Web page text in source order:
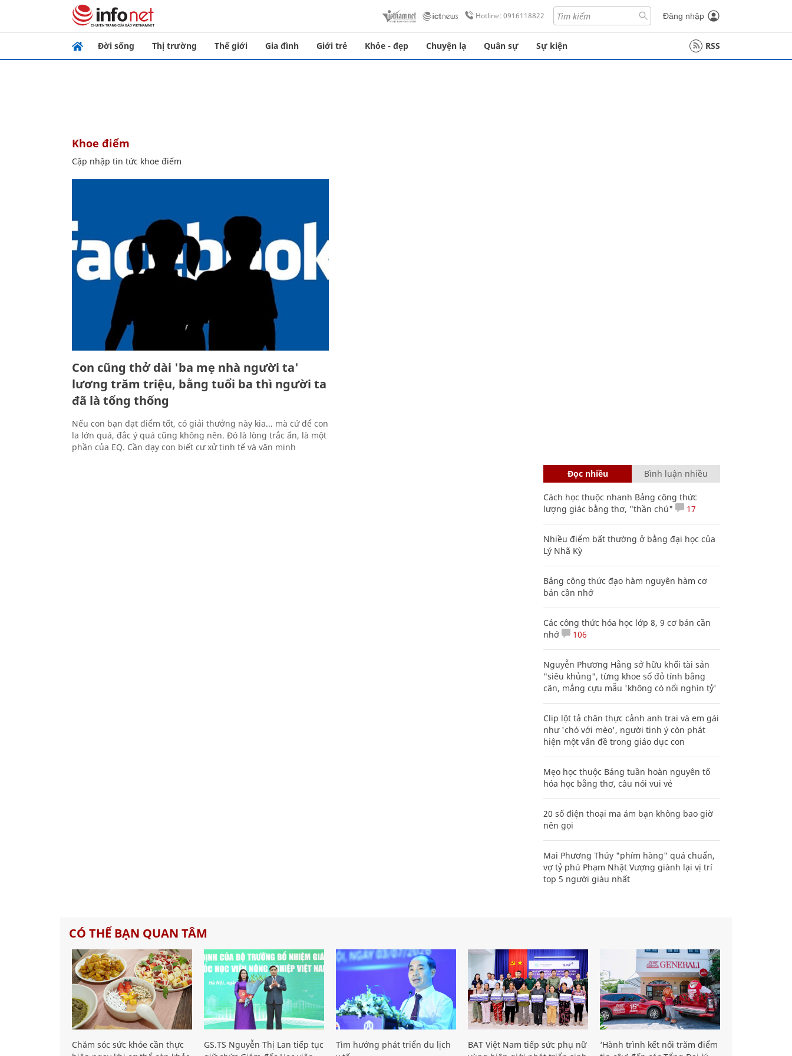
Hotline: 0916118822 Đăng nhập
Đời sống Thị trường Thế giới Gia đình Giới trẻ Khỏe - đẹp Chuyện lạ Quân sự Sự kiện RSS
khoe điểm
Cập nhập tin tức khoe điểm
Con cũng thở dài 'ba mẹ nhà người ta'
lương trăm triệu, bằng tuổi ba thì người ta
đã là tổng thống
Nếu con bạn đạt điểm tốt, có giải thưởng này kia... mà cứ để con
la lớn quá, đắc ý quá cũng không nên. Đó là lòng trắc ẩn, là một
phần của EQ. Cần dạy con biết cư xử tinh tế và văn minh
Đọc nhiều Bình luận nhiều
Cách học thuộc nhanh Bảng công thức
lượng giác bằng thơ, "thần chú"
17
Nhiều điểm bất thường ở bằng đại học của
Lý Nhã Kỳ
Bảng công thức đạo hàm nguyên hàm cơ
bản cần nhớ
Các công thức hóa học lớp 8, 9 cơ bản cần
nhớ
106
Nguyễn Phương Hằng sở hữu khối tài sản
"siêu khủng", từng khoe sổ đỏ tính bằng
cân, mắng cựu mẫu 'không có nổi nghìn tỷ'
Clip lột tả chân thực cảnh anh trai và em gái
như 'chó với mèo', người tinh ý còn phát
hiện một vấn đề trong giáo dục con
Mẹo học thuộc Bảng tuần hoàn nguyên tố
hóa học bằng thơ, câu nói vui vẻ
20 số điện thoại ma ám bạn không bao giờ
nên gọi
Mai Phương Thúy "phím hàng" quá chuẩn,
vợ tỷ phú Phạm Nhật Vượng giành lại vị trí
top 5 người giàu nhất
CÓ THỂ BẠN QUAN TÂM
Chăm sóc sức khỏe cần thực
GS.TS Nguyễn Thị Lan tiếp tục
Tìm hướng phát triển du lịch
BAT Việt Nam tiếp sức phụ nữ
‘Hành trình kết nối trăm điểm